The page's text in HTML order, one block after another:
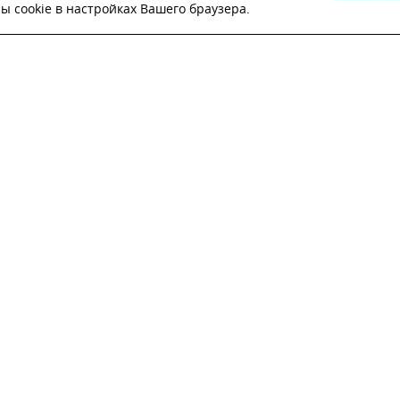
ЗАЯВКУ И НАШ МЕНЕДЖЕР СВЯЖЕТСЯ
cookie в настройках Вашего браузера.